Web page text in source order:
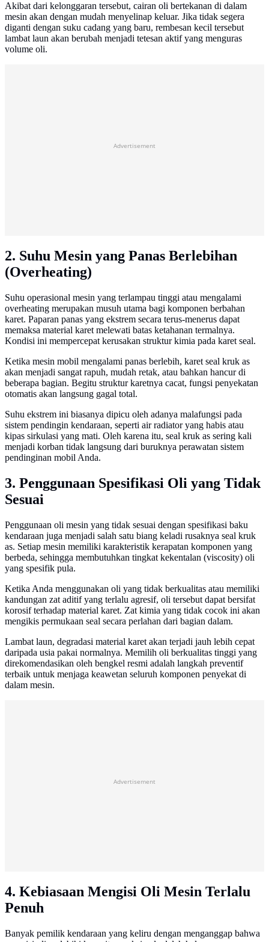
Akibat dari kelonggaran tersebut, cairan oli bertekanan di dalam
mesin akan dengan mudah menyelinap keluar. Jika tidak segera
diganti dengan suku cadang yang baru, rembesan kecil tersebut
lambat laun akan berubah menjadi tetesan aktif yang menguras
volume oli.
Advertisement
2. Suhu Mesin yang Panas Berlebihan
(Overheating)
Suhu operasional mesin yang terlampau tinggi atau mengalami
overheating merupakan musuh utama bagi komponen berbahan
karet. Paparan panas yang ekstrem secara terus-menerus dapat
memaksa material karet melewati batas ketahanan termalnya.
Kondisi ini mempercepat kerusakan struktur kimia pada karet seal.
Ketika mesin mobil mengalami panas berlebih, karet seal kruk as
akan menjadi sangat rapuh, mudah retak, atau bahkan hancur di
beberapa bagian. Begitu struktur karetnya cacat, fungsi penyekatan
otomatis akan langsung gagal total.
Suhu ekstrem ini biasanya dipicu oleh adanya malafungsi pada
sistem pendingin kendaraan, seperti air radiator yang habis atau
kipas sirkulasi yang mati. Oleh karena itu, seal kruk as sering kali
menjadi korban tidak langsung dari buruknya perawatan sistem
pendinginan mobil Anda.
3. Penggunaan Spesifikasi Oli yang Tidak
Sesuai
Penggunaan oli mesin yang tidak sesuai dengan spesifikasi baku
kendaraan juga menjadi salah satu biang keladi rusaknya seal kruk
as. Setiap mesin memiliki karakteristik kerapatan komponen yang
berbeda, sehingga membutuhkan tingkat kekentalan (viscosity) oli
yang spesifik pula.
Ketika Anda menggunakan oli yang tidak berkualitas atau memiliki
kandungan zat aditif yang terlalu agresif, oli tersebut dapat bersifat
korosif terhadap material karet. Zat kimia yang tidak cocok ini akan
mengikis permukaan seal secara perlahan dari bagian dalam.
Lambat laun, degradasi material karet akan terjadi jauh lebih cepat
daripada usia pakai normalnya. Memilih oli berkualitas tinggi yang
direkomendasikan oleh bengkel resmi adalah langkah preventif
terbaik untuk menjaga keawetan seluruh komponen penyekat di
dalam mesin.
Advertisement
4. Kebiasaan Mengisi Oli Mesin Terlalu
Penuh
Banyak pemilik kendaraan yang keliru dengan menganggap bahwa